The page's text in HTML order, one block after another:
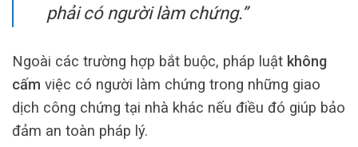
phải có người làm chứng.”
Ngoài các trường hợp bắt buộc, pháp luật không
cấm việc có người làm chứng trong những giao
dịch công chứng tại nhà khác nếu điều đó giúp bảo
đảm an toàn pháp lý.